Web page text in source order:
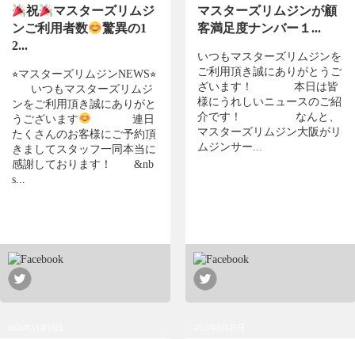
祝
マスターズリムジ
ンご利用者数
驚異の1
2...
⭐︎マスターズリムジンNEWS⭐︎
いつもマスターズリムジ
ンをご利用頂き誠にありがと
うございます
連日
たくさんのお客様にご予約頂
きましてスタッフ一同本当に
感謝しております！ &nb
s...
マスターズリムジンが顧
客満足度ナンバー１...
いつもマスターズリムジンを
ご利用頂き誠にありがとうご
ざいます！ 本日は皆
様にうれしいニュースのご紹
介です！ なんと、
マスターズリムジン大阪がリ
ムジンサー...